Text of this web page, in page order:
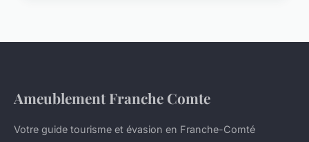
Ameublement Franche Comte
Votre guide tourisme et évasion en Franche-Comté